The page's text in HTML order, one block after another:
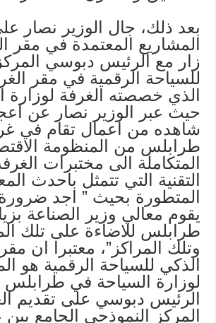
بعد ذلك، جال الوزير نصار
المشاريع المعتمدة في مقر
زار مع الرئيس دبوسي
للسياحة الرقمية في مقر
الذي خصصته الغرفة لوزارة
حيث عبر الوزير نصار عن
شاهده من اعمال تقام في
طرابلس من المنظومة
المتكاملة الى مختبرات
التقنية التي تتمثل باحدث
المتطورة بحيث ” اجد
يقوم معالي وزير الصناعة
طرابلس للاضاءة على تلك
وتلك المراكز”، معتبرا ان
الذكي للسياحة الرقمية هو
لوزارة السياحة في
الرئيس دبوسي على تقديم
المركز النموذجي الجامع